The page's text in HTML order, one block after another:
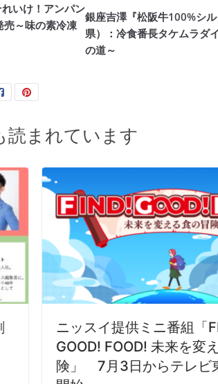
いけ！アンパン
売～味の素冷凍
銀座吉澤『松阪牛100%シ
県）：冷食番長タケムラ
の道～
読まれています
番組「FIND!
来を変える食の冒
テレビ東京で放映
CJ
けて
「